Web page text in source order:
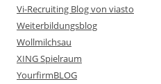
Vi-Recruiting Blog von viasto
Weiterbildungsblog
Wollmilchsau
XING Spielraum
YourfirmBLOG